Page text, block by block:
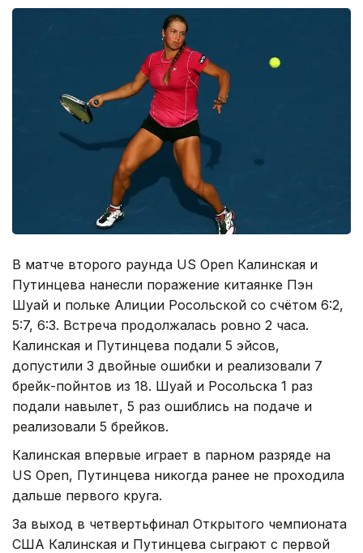
В матче второго раунда US Open Калинская и
Путинцева нанесли поражение китаянке Пэн
Шуай и польке Алиции Росольской со счётом 6:2,
5:7, 6:3. Встреча продолжалась ровно 2 часа.
Калинская и Путинцева подали 5 эйсов,
допустили 3 двойные ошибки и реализовали 7
брейк-пойнтов из 18. Шуай и Росольска 1 раз
подали навылет, 5 раз ошиблись на подаче и
реализовали 5 брейков.
Калинская впервые играет в парном разряде на
US Open, Путинцева никогда ранее не проходила
дальше первого круга.
За выход в четвертьфинал Открытого чемпионата
США Калинская и Путинцева сыграют с первой